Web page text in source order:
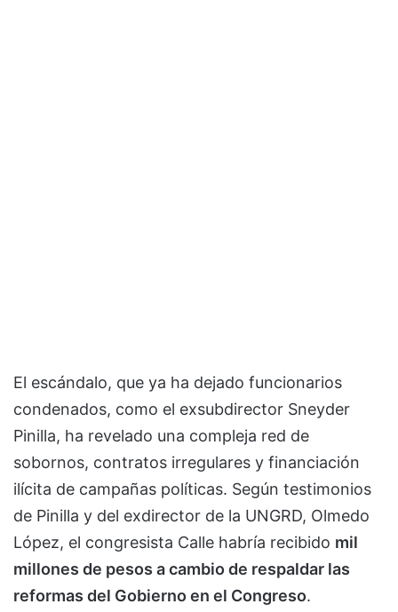
El escándalo, que ya ha dejado funcionarios
condenados, como el exsubdirector Sneyder
Pinilla, ha revelado una compleja red de
sobornos, contratos irregulares y financiación
ilícita de campañas políticas. Según testimonios
de Pinilla y del exdirector de la UNGRD, Olmedo
López, el congresista Calle habría recibido mil
millones de pesos a cambio de respaldar las
reformas del Gobierno en el Congreso.